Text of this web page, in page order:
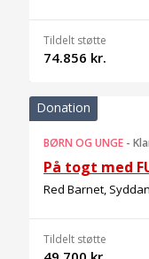
Tildelt støtte
74.856 kr.
Donation
BØRN OG UNGE -
På togt med
Red Barnet,
Tildelt støtte